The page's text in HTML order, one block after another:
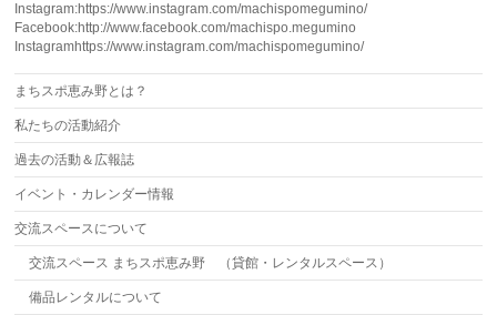
Instagram:https://www.instagram.com/machispomegumino/
Facebook:http://www.facebook.com/machispo.megumino
Instagramhttps://www.instagram.com/machispomegumino/
まちスポ恵み野とは？
私たちの活動紹介
過去の活動＆広報誌
イベント・カレンダー情報
交流スペースについて
交流スペース まちスポ恵み野 （貸館・レンタルスペース）
備品レンタルについて